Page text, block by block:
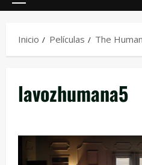
Inicio Películas The
lavozhumana5